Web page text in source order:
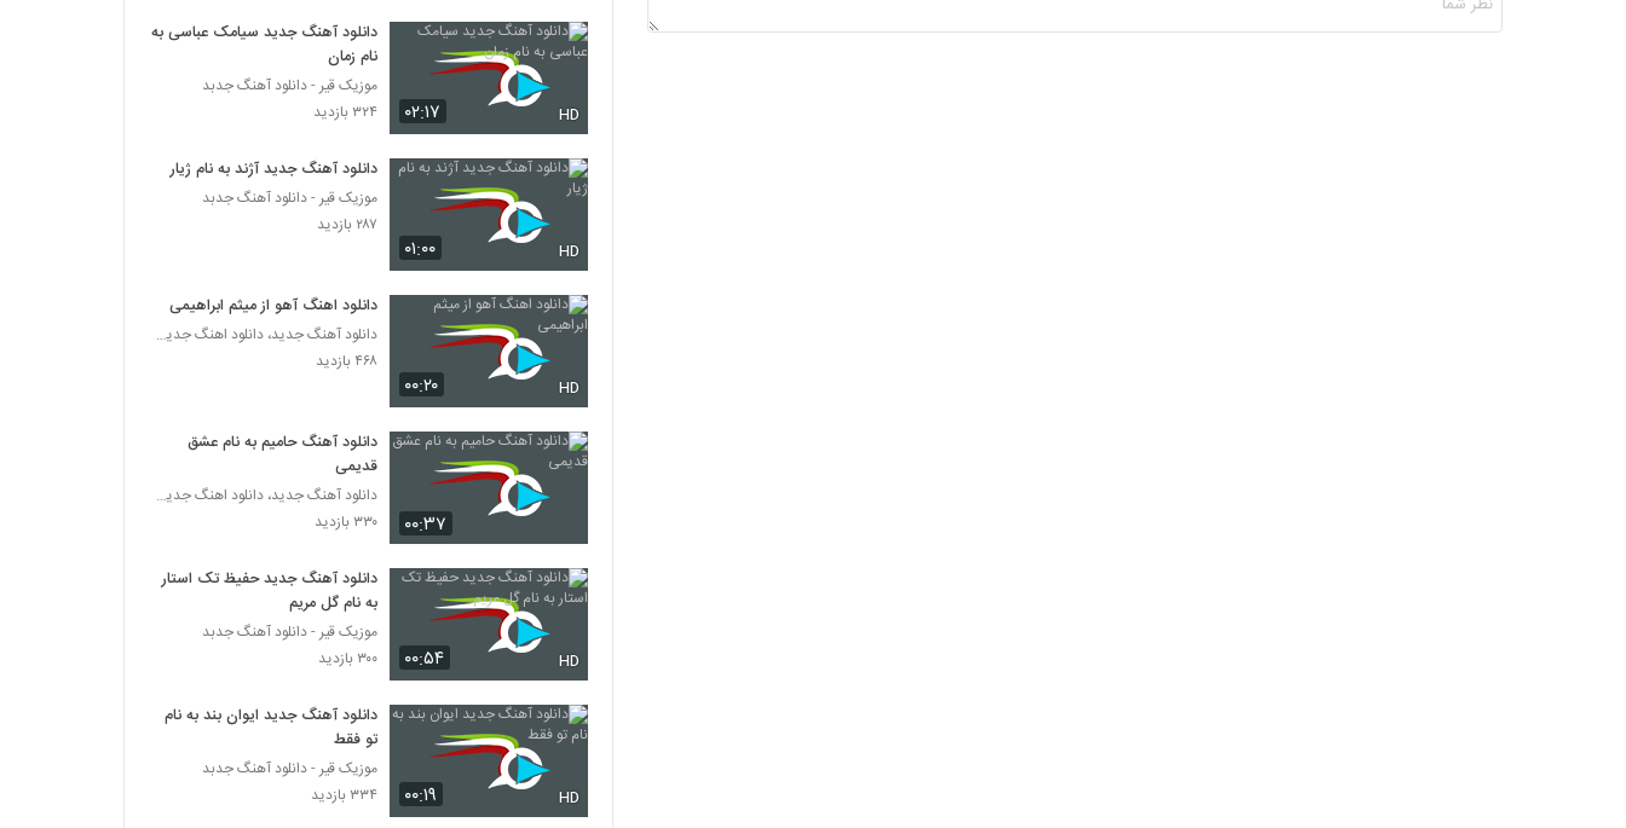
آهنگ کاش نمی دیدمش از رامین حضرتی(پاپ)
دانلود آهنگ امیر آریا در حصر
۲۰۰ بازدید
Majid Soltani In Del
موزیک زیبای پیاده رو از علی حنفی
۲۸۰ بازدید
اشکان کریم خانی آهنگ فاز غریب
۱۹۹ بازدید
۲۵۶ بازدید
دانلود آهنگ جدید و زیبای مجتبی آدیان با نام
من برات هلاکم
Moeini Hamsafar)
۲۱۰ بازدید
۰۲:۱۷ HD
دانلود آهنگ جدید سیامک عباسی به
نام زمان
موزیک قیر - دانلود آهنگ جدبد
۳۲۴ بازدید
۰۱:۰۰ HD
دانلود آهنگ جدید آژند به نام ژیار
موزیک قیر - دانلود آهنگ جدبد
۲۸۷ بازدید
۰۰:۲۰ HD
دانلود اهنگ آهو از میثم ابراهیمی
دانلود آهنگ جدید، دانلود اهنگ جدید ایرانی
۴۶۸ بازدید
۰۰:۳۷
دانلود آهنگ حامیم به نام عشق
قدیمی
دانلود آهنگ جدید، دانلود اهنگ جدید ایرانی
۳۳۰ بازدید
۰۰:۵۴ HD
دانلود آهنگ جدید حفیظ تک استار
به نام گل مریم
موزیک قیر - دانلود آهنگ جدبد
۳۰۰ بازدید
۰۰:۱۹ HD
دانلود آهنگ جدید ایوان بند به نام
تو فقط
موزیک قیر - دانلود آهنگ جدبد
۳۳۴ بازدید